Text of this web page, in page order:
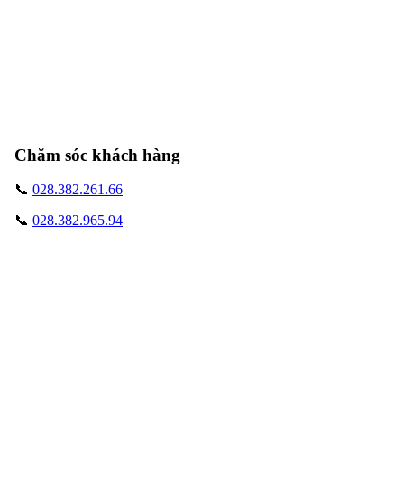
Chăm sóc khách hàng
📞 028.382.261.66
📞 028.382.965.94